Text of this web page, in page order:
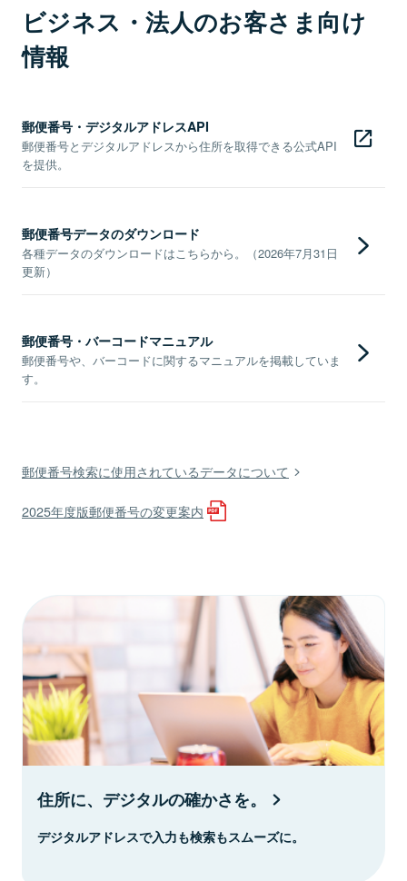
ビジネス・法人のお客さま向け
情報
郵便番号・デジタルアドレスAPI
郵便番号とデジタルアドレスから住所を取得できる公式API
を提供。
郵便番号データのダウンロード
各種データのダウンロードはこちらから。（2026年7月31日
更新）
郵便番号・バーコードマニュアル
郵便番号や、バーコードに関するマニュアルを掲載していま
す。
郵便番号検索に使用されているデータについて
2025年度版郵便番号の変更案内
住所に、デジタルの確かさを。
デジタルアドレスで入力も検索もスムーズに。